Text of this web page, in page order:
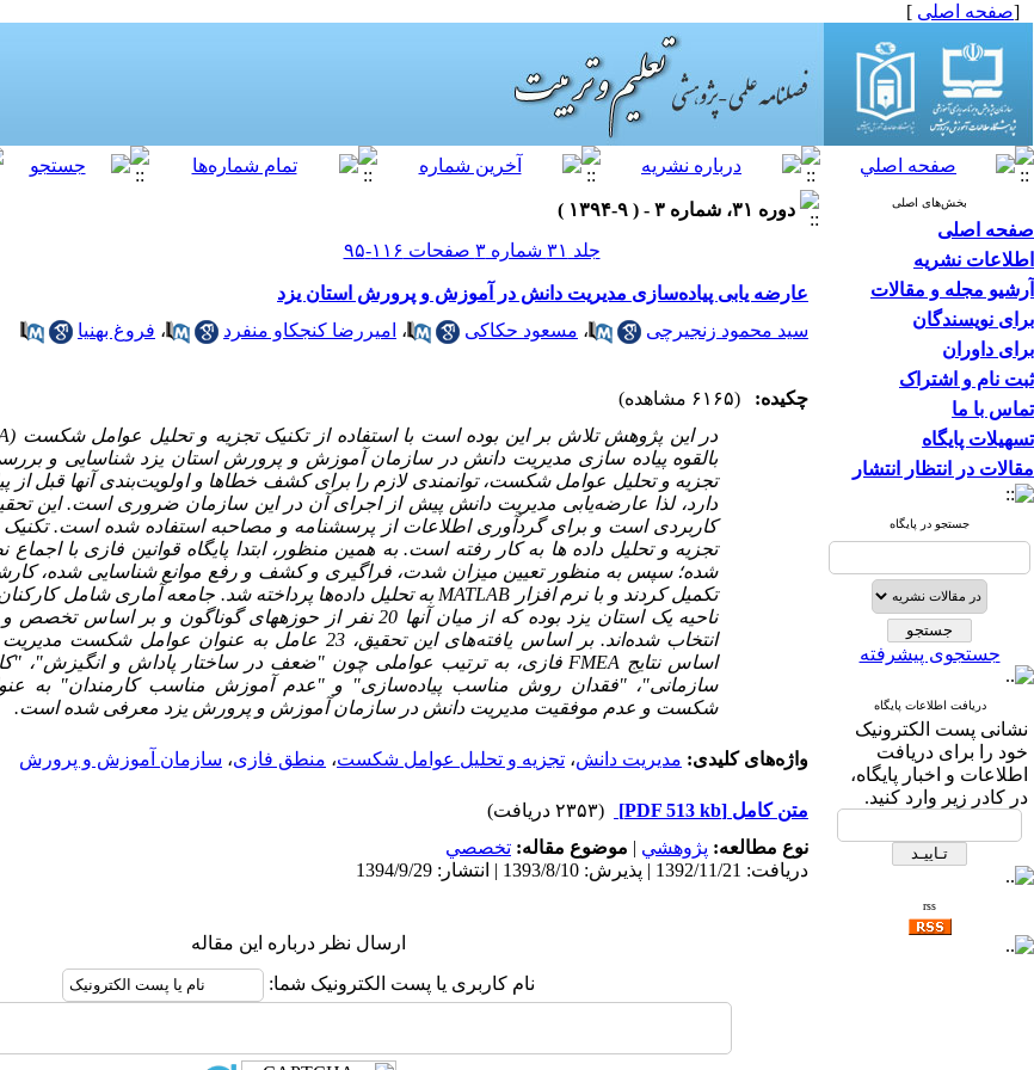
[صفحه اصلی ]
بخش‌های اصلی
صفحه اصلی
اطلاعات نشریه
آرشیو مجله و مقالات
برای نویسندگان
برای داوران
ثبت نام و اشتراک
تماس با ما
تسهیلات پایگاه
مقالات در انتظار انتشار
جستجو در پایگاه
جستجوی پیشرفته
دریافت اطلاعات پایگاه
نشانی پست الکترونیک
خود را برای دریافت
اطلاعات و اخبار پایگاه،
در کادر زیر وارد کنید.
rss
دوره ۳۱، شماره ۳ - ( ۹-۱۳۹۴ )
جلد ۳۱ شماره ۳ صفحات ۱۱۶-۹۵
عارضه یابی پیاده‌سازی مدیریت دانش در آموزش و پرورش استان یزد
سید محمود زنجیرچی
، مسعود حکاکی ، امیررضا کنجکاو منفرد ، فروغ بهنیا
چکیده:
(۶۱۶۵ مشاهده)
در این پژوهش تلاش بر این بوده است با استفاده از تکنیک تجزیه و تحلیل عوامل شکست (
بالقوه پیاده سازی مدیریت دانش در سازمان آموزش و پرورش استان یزد شناسایی و
تجزیه و تحلیل عوامل شکست، توانمندی لازم را برای کشف خطاها و اولویت‌بندی آنها قبل از
دارد، لذا عارضه‌یابی مدیریت دانش پیش از اجرای آن در این سازمان ضروری است. این
کاربردی است و برای گردآوری اطلاعات از پرسشنامه و مصاحبه استفاده شده است. تکنیک
تجزیه و تحلیل داده ­ها به کار رفته است. به همین منظور، ابتدا پایگاه قوانین فازی با
شده؛ سپس به منظور تعیین میزان شدت، فراگیری و کشف و رفع موانع شناسایی شده،
تکمیل کردند و با نرم افزار MATLAB به تحلیل داده‌ها پرداخته شد. جامعه آماری شامل
ناحیه یک استان یزد بوده که از میان آنها 20 نفر از حوزه­های گوناگون
انتخاب شده‌اند. بر اساس یافته‌های این تحقیق، 23 عامل به عنوان
اساس نتایج FMEA فازی، به ترتیب عواملی چون "ضعف در ساختار پاداش و انگیزش"،
سازمانی"، "فقدان روش مناسب پیاده‌سازی" و "عدم آموزش مناسب کارمندان" به
شکست و عدم موفقیت مدیریت دانش در سازمان آموزش و پرورش یزد معرفی شده است.
واژه‌های کلیدی: مدیریت دانش، تجزیه و تحلیل عوامل شکست، منطق فازی، سازمان آموزش و پرورش
متن کامل [PDF 513 kb]
(۲۳۵۳ دریافت)
نوع مطالعه: پژوهشي | موضوع مقاله: تخصصي
دریافت: 1392/11/21 | پذیرش: 1393/8/10 | انتشار: 1394/9/29
ارسال نظر درباره این مقاله
نام کاربری یا پست الکترونیک شما: